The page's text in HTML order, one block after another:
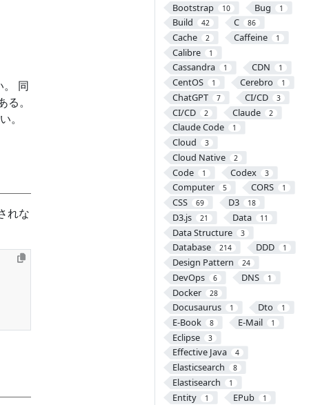
Bootstrap 10 Bug 1
Build 42 C 86
Cache 2 Caffeine 1
Calibre 1
Cassandra 1 CDN 1
CentOS 1 Cerebro 1
ChatGPT 7 CI/CD 3
CI/CD 2 Claude 2
Claude Code 1
Cloud 3
Cloud Native 2
Code 1 Codex 3
Computer 5 CORS 1
CSS 69 D3 18
D3.js 21 Data 11
Data Structure 3
Database 214 DDD 1
Design Pattern 24
DevOps 6 DNS 1
Docker 28
Docusaurus 1 Dto 1
E-Book 8 E-Mail 1
Eclipse 3
Effective Java 4
Elasticsearch 8
Elastisearch 1
Entity 1 EPub 1
。 同
。
。
れな